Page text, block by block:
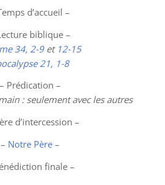
d’accueil –
biblique –
34, 2-9et 12-15
21, 1-8
– Prédication –
: seulement avec les autres
d’intercession –
– Notre Père–
finale –